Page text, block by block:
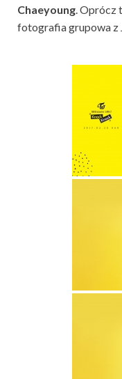
Chaeyoung. Oprócz
fotografia grupowa z